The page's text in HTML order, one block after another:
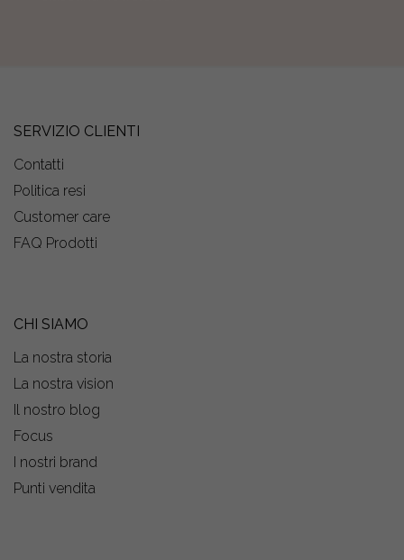
SERVIZIO CLIENTI
Contatti
Politica resi
Customer care
FAQ Prodotti
CHI SIAMO
La nostra storia
La nostra vision
Il nostro blog
Focus
I nostri brand
Punti vendita